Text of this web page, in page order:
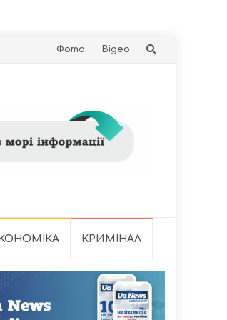
Skip
Фото Відео
КРИМІНАЛ